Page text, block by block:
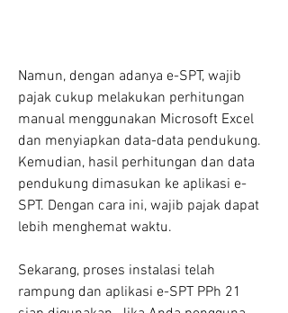
Namun, dengan adanya e-SPT, wajib
pajak cukup melakukan perhitungan
manual menggunakan Microsoft Excel
dan menyiapkan data-data pendukung.
Kemudian, hasil perhitungan dan data
pendukung dimasukan ke aplikasi e-
SPT. Dengan cara ini, wajib pajak dapat
lebih menghemat waktu.
Sekarang, proses instalasi telah
rampung dan aplikasi e-SPT PPh 21